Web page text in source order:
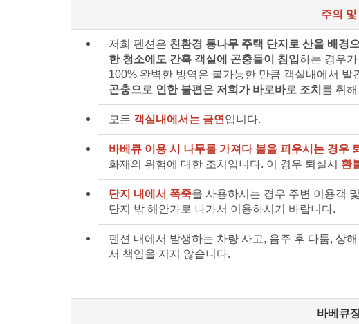
주의
저희 펜션은 친환경 통나무 주택 단지로 산을 배경
한 청소에도 간혹 객실에 곤충들이 침입하는 경우
100% 완벽한 방역은 불가능한 만큼 객실내에서 발
곤충으로 인한 불편은 저희가 바로바로 조치 를 취
모든 객실내에서는 금연 입니다.
바베큐 이용 시 나무를 가져다 불을 피우시는 경우
화재의 위험에 대한 조치입니다. 이 경우 퇴실시 환
단지 내에서 폭죽을 사용하시는 경우 주변 이용객
단지 밖 해안가로 나가서 이용하시기 바랍니다.
펜션 내에서 발생하는 차량 사고, 음주 후 다툼, 상
서 책임을 지지 않습니다.
바베큐